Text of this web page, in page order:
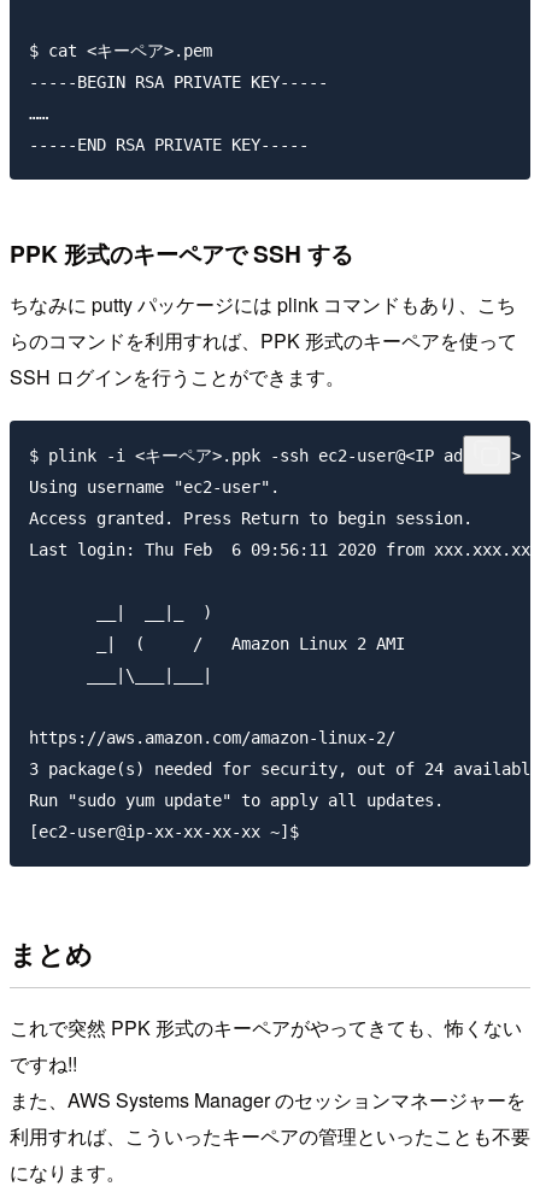
$ cat <キーペア>.pem
-----BEGIN RSA PRIVATE KEY-----
……
PPK 形式のキーペアで SSH する
ちなみに putty パッケージには plink コマンドもあり、こち
らのコマンドを利用すれば、PPK 形式のキーペアを使って
SSH ログインを行うことができます。
$ plink -i <キーペア>.ppk -ssh ec2-user@<IP address>
Using username "ec2-user".
Access granted. Press Return to begin session.
Last login: Thu Feb  6 09:56:11 2020 from
       __|  __|_  )
       _|  (     /   Amazon Linux 2 AMI
      ___|\___|___|
https://aws.amazon.com/amazon-linux-2/
3 package(s) needed for security, out of 24 available
Run "sudo yum update" to apply all updates.
まとめ
これで突然 PPK 形式のキーペアがやってきても、怖くない
ですね!!
また、AWS Systems Manager のセッションマネージャーを
利用すれば、こういったキーペアの管理といったことも不要
になります。